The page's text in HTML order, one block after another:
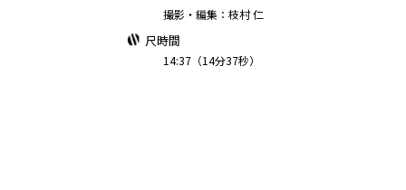
撮影・編集：枝村 仁
尺時間
14:37（14分37秒）